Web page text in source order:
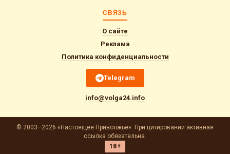
СВЯЗЬ
О сайте
Реклама
Политика конфиденциальности
Telegram
info@volga24.info
© 2003–2026 «Настоящее Приволжье». При цитировании активная
ссылка обязательна.
18+